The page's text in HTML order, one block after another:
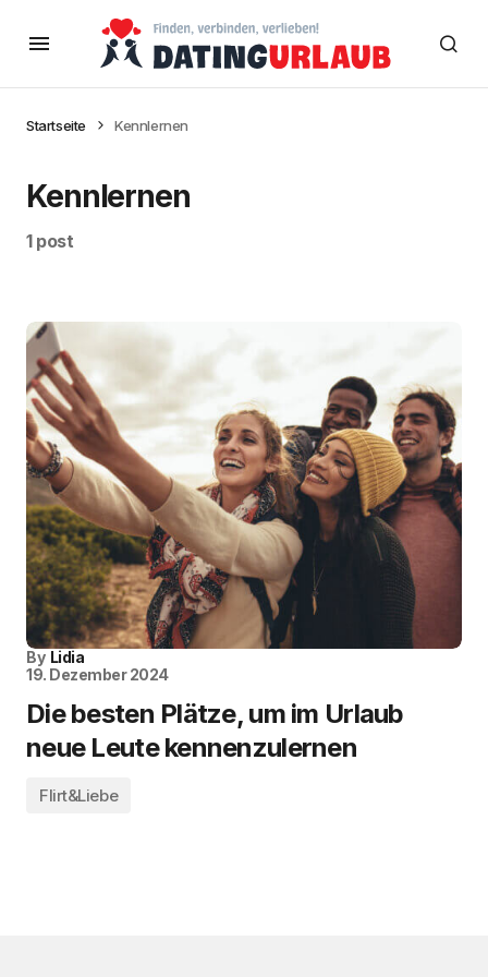
Startseite Kennlernen
Kennlernen
1 post
By Lidia
19. Dezember 2024
Die besten Plätze, um im Urlaub
neue Leute kennenzulernen
Flirt&Liebe